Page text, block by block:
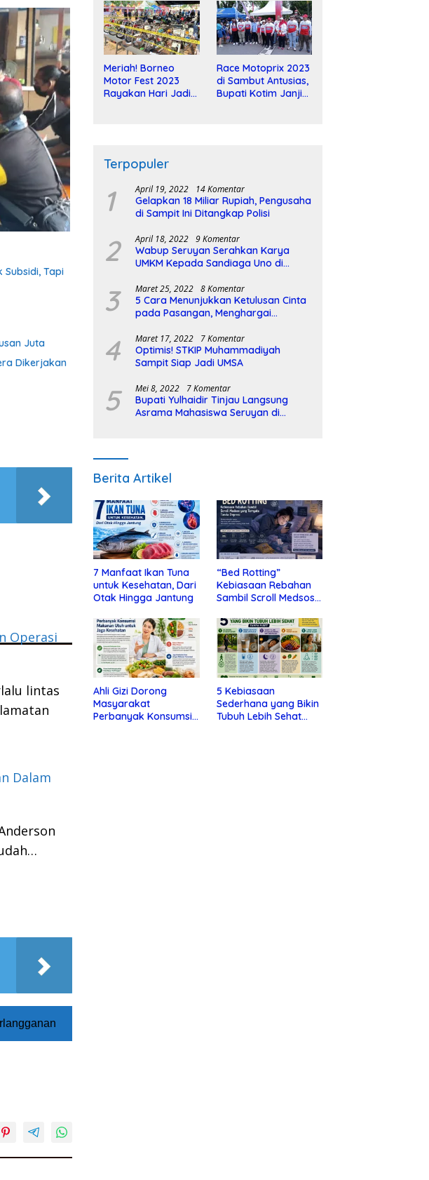
Subsidi, Tapi
Juta
Dikerjakan
Operasi
lintas
Dalam
Meriah! Borneo
Motor Fest 2023
Rayakan Hari Jadi
Race Motoprix 2023
di Sambut Antusias,
Bupati Kotim Janji
Terpopuler
1 April 19, 2022 14 Komentar
Gelapkan 18 Miliar Rupiah, Pengusaha
di Sampit Ini Ditangkap Polisi
2 April 18, 2022 9 Komentar
Wabup Seruyan Serahkan Karya
UMKM Kepada Sandiaga Uno di
3 Maret 25, 2022 8 Komentar
5 Cara Menunjukkan Ketulusan Cinta
pada Pasangan, Menghargai
4 Maret 17, 2022 7 Komentar
Optimis! STKIP Muhammadiyah
Sampit Siap Jadi UMSA
5 Mei 8, 2022 7 Komentar
Bupati Yulhaidir Tinjau Langsung
Asrama Mahasiswa Seruyan di
Berita Artikel
7 Manfaat Ikan Tuna
untuk Kesehatan, Dari
Otak Hingga Jantung
“Bed Rotting”
Kebiasaan Rebahan
Sambil Scroll Medsos
Depresi
Ahli Gizi Dorong
Masyarakat
Perbanyak Konsumsi
5 Kebiasaan
Sederhana yang Bikin
Tubuh Lebih Sehat